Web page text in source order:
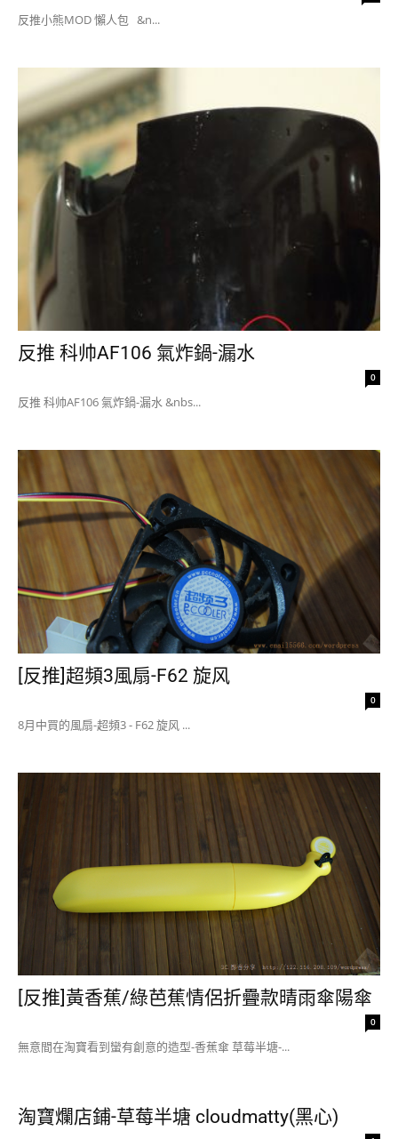
反推小熊MOD 懶人包 &n...
反推 科帅AF106 氣炸鍋-漏水
0
反推 科帅AF106 氣炸鍋-漏水 &nbs...
[反推]超頻3風扇-F62 旋风
0
8月中買的風扇-超頻3 - F62 旋风 ...
[反推]黃香蕉/綠芭蕉情侶折疊款晴雨傘陽傘
0
無意間在淘寶看到蠻有創意的造型-香蕉傘 草莓半塘-...
淘寶爛店鋪-草莓半塘 cloudmatty(黑心)